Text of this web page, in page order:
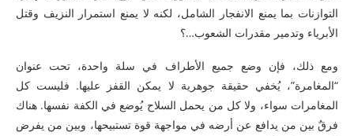
التوازنات بما يمنع الانفجار الشامل، لكنه لا يمنع استمرار النزيف وقتل
الأبرياء وتدمير مقدرات الشعوب…؟
ومع ذلك، فإن وضع جميع الأطراف في سلة واحدة، تحت عنوان
“المغامرة”، يُخفي حقيقة جوهرية لا يمكن القفز عليها. فليست كل
المغامرات سواء، ولا كل من يحمل السلاح يُوضع في الكفة نفسها. هناك
فرقٌ بين من يدافع عن أرضه في مواجهة قوة تستبيحها، وبين من يفرض